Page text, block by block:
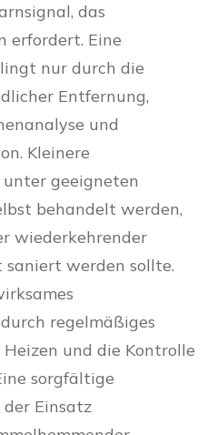
das
erfordert. Eine
nur durch die
Entfernung,
und
Kleinere
geeigneten
behandelt werden,
wiederkehrender
saniert werden sollte.
regelmäßiges
Heizen und die Kontrolle
sorgfältige
Einsatz